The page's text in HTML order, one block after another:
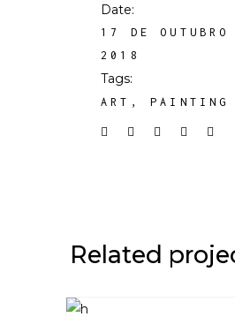
Date:
17 DE OUTUBRO
2018
Tags:
ART PAINTING
Related